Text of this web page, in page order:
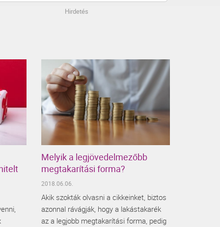
Hirdetés
Melyik a legjövedelmezőbb
megtakarítási forma?
2018.06.06.
Akik szokták olvasni a cikkeinket, biztos
azonnal rávágják, hogy a lakástakarék
az a legjobb megtakarítási forma, pedig